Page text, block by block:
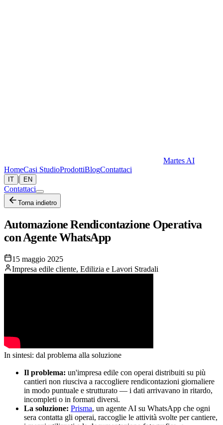
Martes AI
HomeCasi StudioProdottiBlogContattaci
IT | EN
Contattaci
Torna indietro
Automazione Rendicontazione Operativa
con Agente WhatsApp
15 maggio 2025
Impresa edile cliente, Edilizia e Lavori Stradali
In sintesi: dal problema alla soluzione
Il problema: un'impresa edile con operai distribuiti su più
cantieri non riusciva a raccogliere rendicontazioni giornaliere
in modo puntuale e strutturato — i dati arrivavano in ritardo,
incompleti o in formati diversi.
La soluzione: Prisma, un agente AI su WhatsApp che ogni
sera contatta gli operai, raccoglie le attività svolte per cantiere,